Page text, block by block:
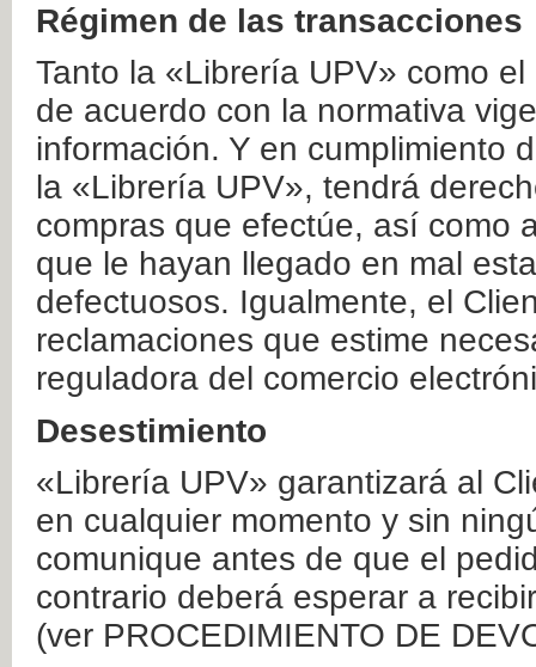
Régimen de las transacciones
Tanto la «Librería UPV» como
de acuerdo con la normativa
información. Y en cumplimiento
la «Librería UPV», tendrá
compras que efectúe, así como
que le hayan llegado en mal
defectuosos. Igualmente, el
reclamaciones que estime
reguladora del comercio
Desestimiento
«Librería UPV» garantizará al
en cualquier momento y sin
comunique antes de que el
contrario deberá esperar a
(ver PROCEDIMIENTO DE